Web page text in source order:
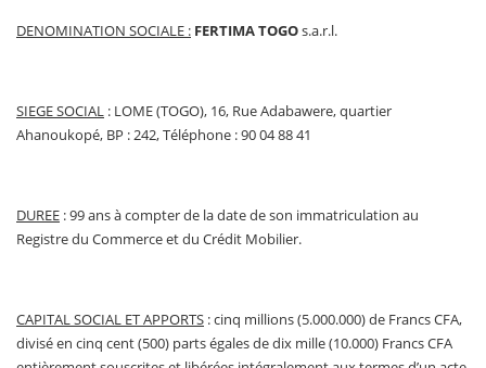
DENOMINATION SOCIALE : FERTIMA TOGOs.a.r.l.
SIEGE SOCIAL : LOME (TOGO), 16, Rue Adabawere, quartier
Ahanoukopé, BP : 242, Téléphone : 90 04 88 41
DUREE : 99 ans à compter de la date de son immatriculation au
Registre du Commerce et du Crédit Mobilier.
CAPITAL SOCIAL ET APPORTS : cinq millions (5.000.000) de Francs CFA,
divisé en cinq cent (500) parts égales de dix mille (10.000) Francs CFA